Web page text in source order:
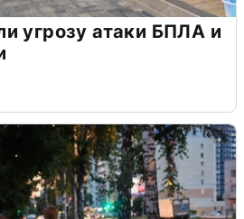
угрозу атаки БПЛА и